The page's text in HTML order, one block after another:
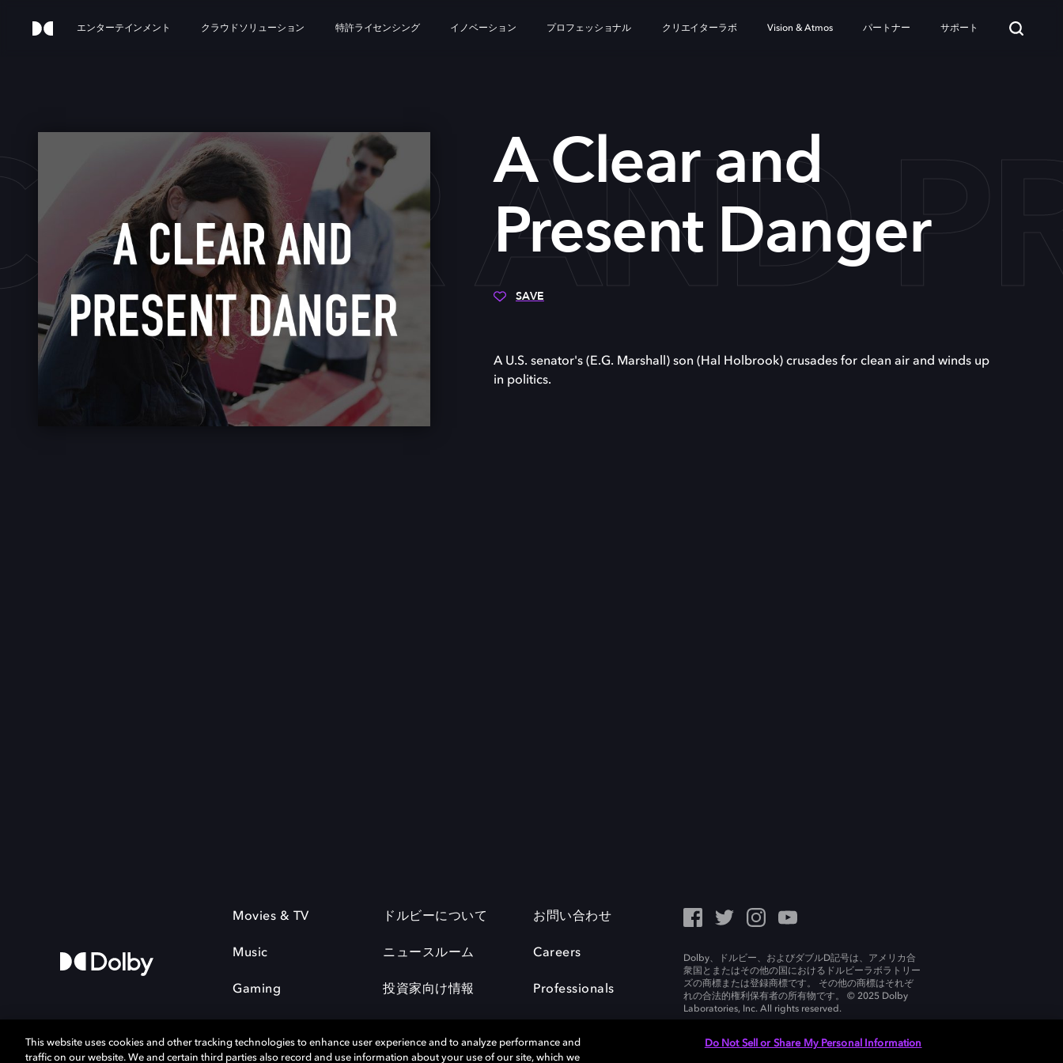
エンターテインメント クラウドソリューション 特許ライセンシング イノベーション プロフェッショナル クリエイターラボ Vision & Atmos パートナー サポート
AND
A Clear and
Present Danger
SAVE
A U.S. senator's (E.G. Marshall) son (Hal Holbrook) crusades for clean air and winds up
in politics.
Movies & TV
Music
Gaming
ドルビーについて
ニュースルーム
投資家向け情報
お問い合わせ
Careers
Professionals
Dolby、ドルビー、およびダブルD記号は、アメリカ合
衆国とまたはその他の国におけるドルビーラボラトリー
ズの商標または登録商標です。 その他の商標はそれぞ
れの合法的権利保有者の所有物です。 © 2025 Dolby
Laboratories, Inc. All rights reserved.
This website uses cookies and other tracking technologies to enhance user experience and to analyze performance and
traffic on our website. We and certain third parties also record and use information about your use of our site, which we
Do Not Sell or Share My Personal Information